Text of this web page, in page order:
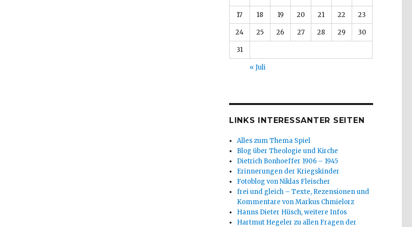
17 18 19 20 21 22 23
24 25 26 27 28 29 30
31
« Juli
LINKS INTERESSANTER SEITEN
Alles zum Thema Spiel
Blog über Theologie und Kirche
Dietrich Bonhoeffer 1906 – 1945
Erinnerungen der Kriegskinder
Fotoblog von Niklas Fleischer
frei und gleich – Texte, Rezensionen und
Kommentare von Markus Chmielorz
Hanns Dieter Hüsch, weitere Infos
Hartmut Hegeler zu allen Fragen der